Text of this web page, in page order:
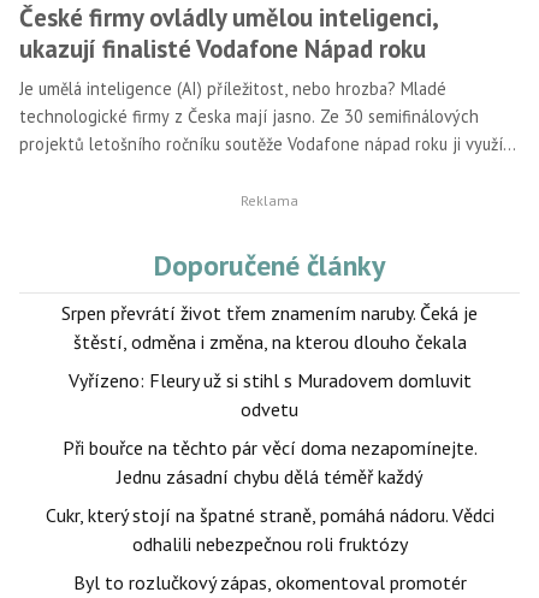
České firmy ovládly umělou inteligenci,
ukazují finalisté Vodafone Nápad roku
Je umělá inteligence (AI) příležitost, nebo hrozba? Mladé
technologické firmy z Česka mají jasno. Ze 30 semifinálových
projektů letošního ročníku soutěže Vodafone nápad roku ji využívá
129 inovativních společností, které mají mezinárodní ambice
Finálová dvanáctka se utká o vítězství na slavnostním vyhlášení
Doporučené články
Srpen převrátí život třem znamením naruby. Čeká je
štěstí, odměna i změna, na kterou dlouho čekala
Vyřízeno: Fleury už si stihl s Muradovem domluvit
odvetu
Při bouřce na těchto pár věcí doma nezapomínejte.
Jednu zásadní chybu dělá téměř každý
Cukr, který stojí na špatné straně, pomáhá nádoru. Vědci
odhalili nebezpečnou roli fruktózy
Byl to rozlučkový zápas, okomentoval promotér